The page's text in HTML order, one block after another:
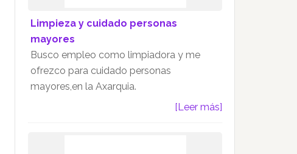
Limpieza y cuidado personas
mayores
Busco empleo como limpiadora y me
ofrezco para cuidado personas
mayores,en la Axarquia.
[Leer más]